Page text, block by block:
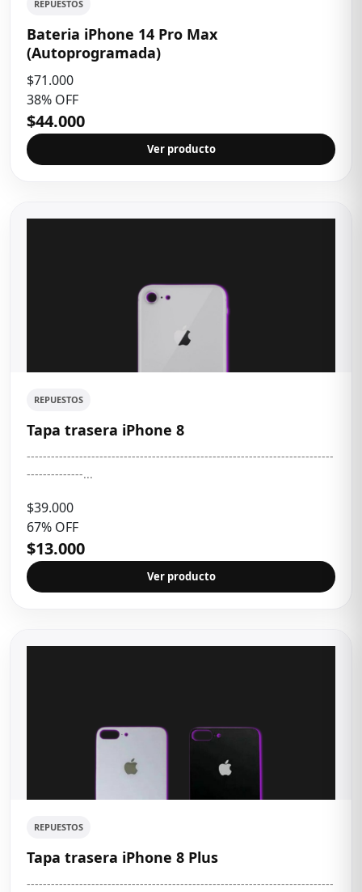
REPUESTOS
Bateria iPhone 14 Pro Max
(Autoprogramada)
$71.000
38% OFF
$44.000
Ver producto
REPUESTOS
Tapa trasera iPhone 8
----------------------------------------------------------------------------
--------------...
$39.000
67% OFF
$13.000
Ver producto
REPUESTOS
Tapa trasera iPhone 8 Plus
----------------------------------------------------------------------------